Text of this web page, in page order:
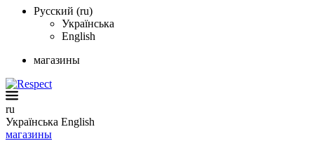
Русский (ru)
Українська
English
магазины
ru
Українська English
магазины